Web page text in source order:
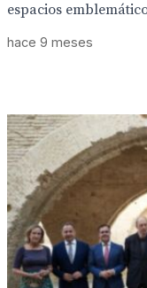
espacios
hace 9 meses